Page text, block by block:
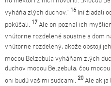
vyháňa zlých duchov.“ 16 Iní žiadali
pokúšali. 17 Ale on poznal ich
vnútorne rozdelené spustne a dom
vnútorne rozdelený, akože obstojí
mocou Belzebula vyháňam zlých
duchov mocou Belzebula, čou
oni budú vašimi sudcami. 20 Ale ak